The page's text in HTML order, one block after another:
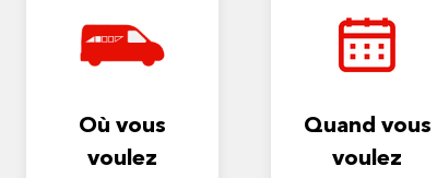
Où vous
voulez
Quand vous
voulez